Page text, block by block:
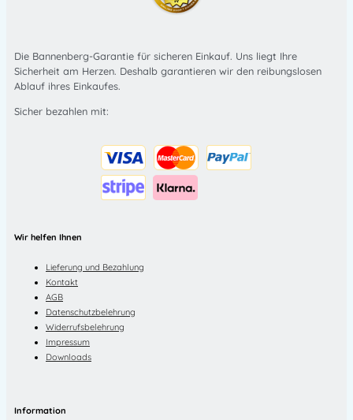
Die Bannenberg-Garantie für sicheren Einkauf. Uns liegt Ihre
Sicherheit am Herzen. Deshalb garantieren wir den reibungslosen
Ablauf ihres Einkaufes.
Sicher bezahlen mit:
Wir helfen Ihnen
Lieferung und Bezahlung
Kontakt
AGB
Datenschutzbelehrung
Widerrufsbelehrung
Impressum
Downloads
Information